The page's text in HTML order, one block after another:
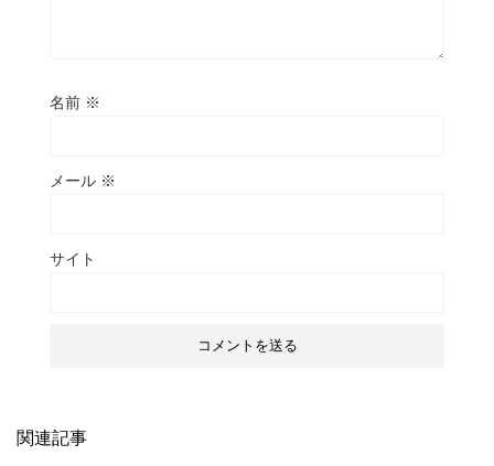
名前 ※
メール ※
サイト
関連記事